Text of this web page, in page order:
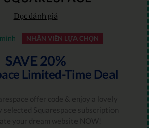
Đọc đánh giá
NHÂN VIÊN LỰA CHỌN
SAVE 20%
Limited-Time Deal
offer code & enjoy a lovely
selected Squarespace subscription
your dream website NOW!